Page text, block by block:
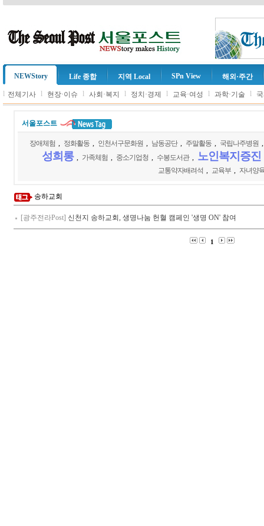
NEWStory Life 종합 지역 Local SPn View 해외·주간
l 전체기사 l 현장·이슈 l 사회·복지 l 정치·경제 l 교육·여성 l 과학·기술 l
서울포스트
장애체험 정화활동 인천서구문화원 남동공단 주말활동 국립나주병원
성희롱 가족체험 중소기업청 수봉도서관 노인복지증진
교통약자배려석
교육부 자녀양
송하교회
[광주전라Post] 신천지 송하교회, 생명나눔 헌혈 캠페인 '생명 ON' 참여
1